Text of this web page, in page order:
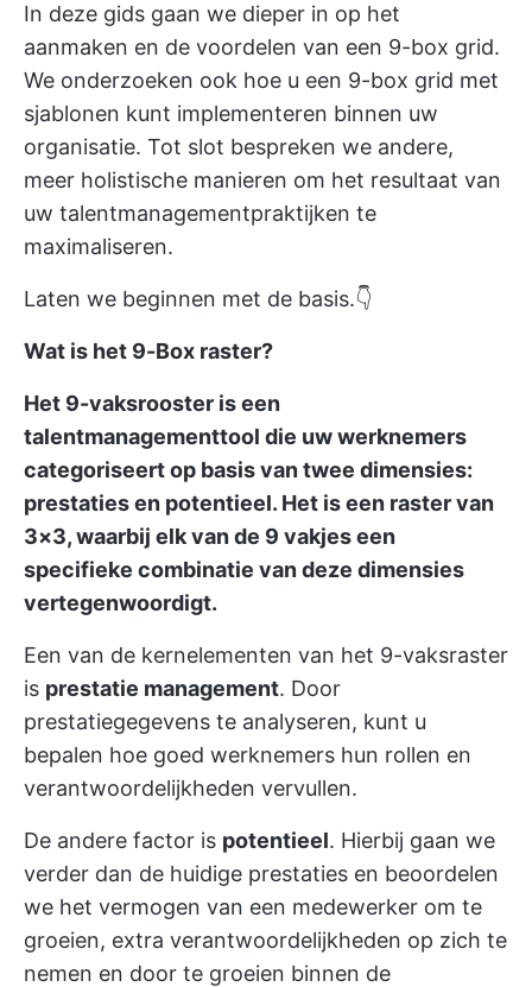
In deze gids gaan we dieper in op het
aanmaken en de voordelen van een 9-box grid.
We onderzoeken ook hoe u een 9-box grid met
sjablonen kunt implementeren binnen uw
organisatie. Tot slot bespreken we andere,
meer holistische manieren om het resultaat van
uw talentmanagementpraktijken te
maximaliseren.
Laten we beginnen met de basis.👇
Wat is het 9-Box raster?
Het 9-vaksrooster is een
talentmanagementtool die uw werknemers
categoriseert op basis van twee dimensies:
prestaties en potentieel. Het is een raster van
3×3, waarbij elk van de 9 vakjes een
specifieke combinatie van deze dimensies
vertegenwoordigt.
Een van de kernelementen van het 9-vaksraster
is prestatie management. Door
prestatiegegevens te analyseren, kunt u
bepalen hoe goed werknemers hun rollen en
verantwoordelijkheden vervullen.
De andere factor is potentieel. Hierbij gaan we
verder dan de huidige prestaties en beoordelen
we het vermogen van een medewerker om te
groeien, extra verantwoordelijkheden op zich te
nemen en door te groeien binnen de